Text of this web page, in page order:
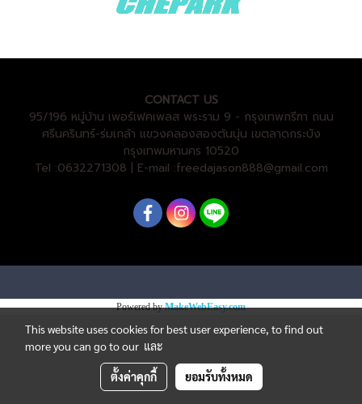
CONTACT US
95/196 หมู่บ้าน เพอร์เฟคเพลส พระราม 9 - กรุงเทพกรีฑา ถนน
ศรีนครินทร์-ร่มเกล้า แขวงคลองสองต้นนุ่น เขตลาดกระบัง
กรุงเทพมหานคร 10520
Tel :0632271308 | E-mail :freedajason888@gmail.com
Powered byMakeWebEasy.com
This website uses cookies for best user experience, to find out
more you can go to our และ
ตั้งค่าคุกกี้ ยอมรับทั้งหมด